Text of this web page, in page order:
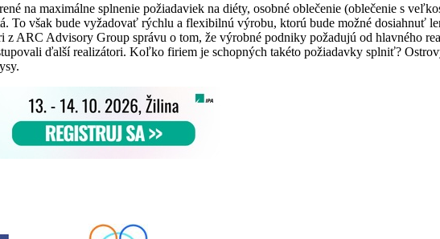
na maximálne splnenie požiadaviek na diéty, osobné oblečenie (oblečenie s
To však bude vyžadovať rýchlu a flexibilnú výrobu, ktorú bude možné dosiahnuť
ARC Advisory Group správu o tom, že výrobné podniky požadujú od hlavného
ďalší realizátori. Koľko firiem je schopných takéto požiadavky splniť?